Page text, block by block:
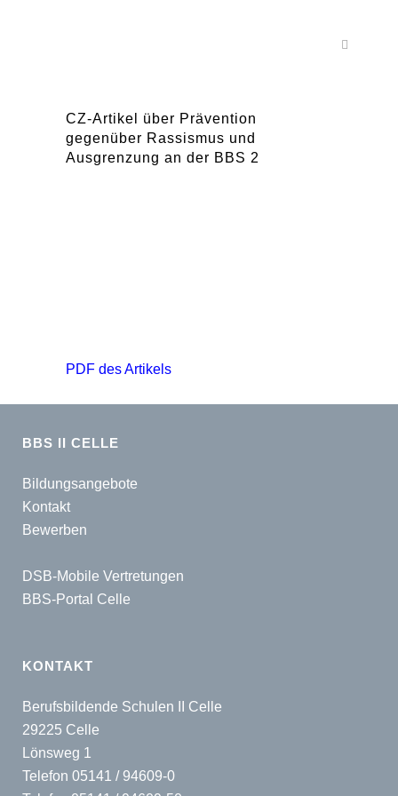
CZ-Artikel über Prävention
gegenüber Rassismus und
Ausgrenzung an der BBS 2
PDF des Artikels
BBS II CELLE
Bildungsangebote
Kontakt
Bewerben
DSB-Mobile Vertretungen
BBS-Portal Celle
KONTAKT
Berufsbildende Schulen II Celle
29225 Celle
Lönsweg 1
Telefon 05141 / 94609-0